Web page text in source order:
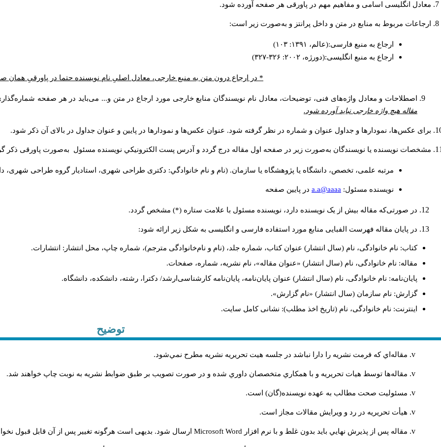
معادل انگلیسی اسامی و مفاهیم مهم در پاورقی هر صفحه آورده شود.
ارجاعات مربوط به منابع در متن و داخل پرانتز و به‌صورت زیر است:
ارجاع به منبع فارسی:(عالم، ۱۳۹۱: ۱۰۳)
ارجاع به منبع انگلیسی:(دورژه، ۲۰۰۲: ۳۲۶-۳۲۷)
* در ارجاع درون متن به منبع خارجی، معادل اصلیِ نام نویسنده حتما در پاورقیِ همان
اصطلاحات و معادل واژه‌های فنی، توضیحات، معادل نام نویسندگان منابع خارجی مورد ارجاع در متن و... می‌باید در هر صفحه
مقاله هیچ واژه خارجی نباید آورده شود.
برای عکس‌ها، نمودارها و جداول عنوان و شماره در نظر گرفته شود. عنوان عکس‌ها و نمودارها در پایین و عنوان جداول در بالای آن ذکر شود.
مشخصات نویسنده یا نویسندگان به‌صورت زیر در صفحه اول مقاله درج گردد و آدرس پست الكترونيكي نويسنده مسئول به‌صورت پاورقی ذکر
مرتبه علمی، تخصص، دانشگاه یا پژوهشگاه یا سازمان. (نام و نام خانوادگي: دکتری طراحی شهری، استادیار گروه طراحی شهری،
نويسنده مسئول: a.a@aaaa در پايين صفحه
در صورتی‌که مقاله بیش از یک نویسنده دارد، نویسنده مسئول با علامت ستاره (*) مشخص گردد.
در پایان مقاله فهرست الفبایی منابع مورد استفاده فارسی و انگلیسی به شکل زیر ارائه شود:
کتاب: نام خانوادگی، نام (سال انتشار) عنوان کتاب، شماره جلد، (نام و نام‌خانوادگی مترجم)، شماره چاپ، محل انتشار: انتشارات.
مقاله: نام خانوادگی، نام (سال انتشار) «عنوان مقاله»، نام نشریه، شماره، صفحات.
پایان‌نامه: نام خانوادگی، نام (سال انتشار) عنوان پایان‌نامه، پایان‌نامه کارشناسی‌ارشد/ دکترا، رشته، دانشکده، دانشگاه.
گزارش: نام سازمان (سال انتشار) «نام گزارش».
اینترنت: نام خانوادگی، نام (تاریخ اخذ مطلب): نشانی کامل سایت.
توضیح
مقاله‌اي كه فرمت نشريه را دارا نباشد در جلسه هيت تحريريه نشريه مطرح نمي‌شود.
مقاله‌ها توسط هیات تحريريه و با همکاري متخصصان داوري شده و در صورت تصويب بر طبق ضوابط نشريه به نوبت چاپ خواهند شد.
مسئوليت صحت مطالب به عهده نويسنده(گان) است.
هيأت تحريريه در رد و ويرايش مقالات مجاز است.
مقاله پس از پذيرش نهايي باید بدون غلط و با نرم افزار Microsoft Word ارسال شود. بدیهی است هرگونه تغییر پس از آن قابل قبول